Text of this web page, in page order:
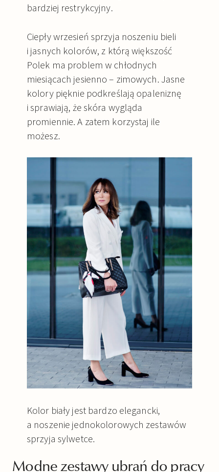
bardziej restrykcyjny.
Ciepły wrzesień sprzyja noszeniu bieli
i jasnych kolorów, z którą większość
Polek ma problem w chłodnych
miesiącach jesienno – zimowych. Jasne
kolory pięknie podkreślają opaleniznę
i sprawiają, że skóra wygląda
promiennie. A zatem korzystaj ile
możesz.
Kolor biały jest bardzo elegancki,
a noszenie jednokolorowych zestawów
sprzyja sylwetce.
Modne zestawy ubrań do pracy